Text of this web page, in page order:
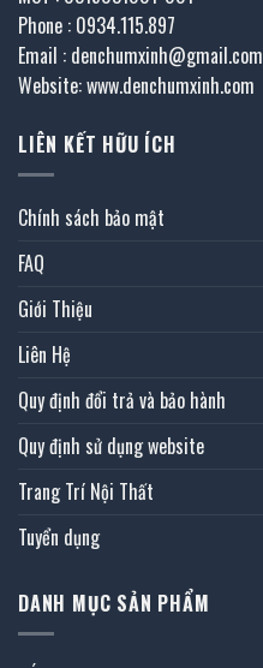
Phone : 0934.115.897
Email : denchumxinh@gmail.com
Website: www.denchumxinh.com
LIÊN KẾT HỮU ÍCH
Chính sách bảo mật
FAQ
Giới Thiệu
Liên Hệ
Quy định đổi trả và bảo hành
Quy định sử dụng website
Trang Trí Nội Thất
Tuyển dụng
DANH MỤC SẢN PHẨM